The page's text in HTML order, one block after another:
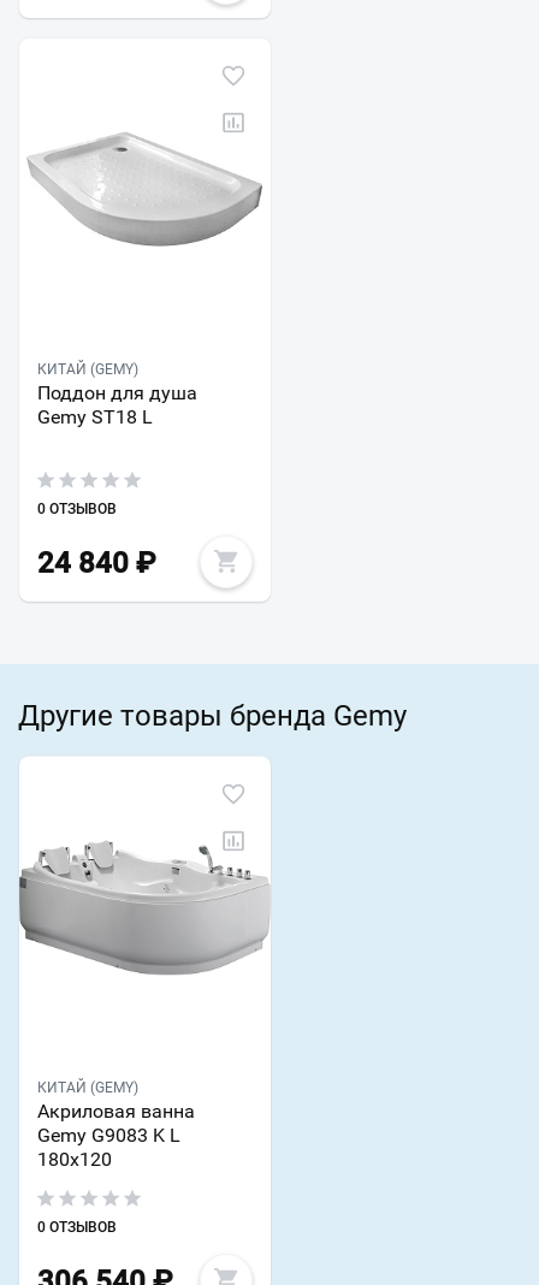
КИТАЙ (GEMY)
Поддон для душа
Gemy ST18 L
0 ОТЗЫВОВ
24 840 ₽
Другие товары бренда Gemy
КИТАЙ (GEMY)
Акриловая ванна
Gemy G9083 K L
180х120
0 ОТЗЫВОВ